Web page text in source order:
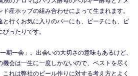
産ホップの組み合わせによって生まれます。
と行くお気に入りのバーにも、ビーチにも、ビ
ったりです。
期一会」。出会いの大切さの意味もあるけど、
会は一生に一度しかないので、ベストを尽く
れは弊社のビール作りに対する考え方とよく